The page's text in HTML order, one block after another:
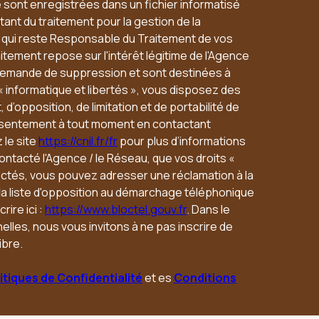
enregistrées dans un fichier informatisé
du traitement pour la gestion de la
reste Responsable du Traitement de vos
repose sur l'intérêt légitime de l'Agence
de suppression et sont destinées à
informatique et libertés », vous disposez des
de limitation et de portabilité de
à tout moment en contactant
le sitehttps://cnil.fr/frpour plus d’informations
l'Agence / le Réseau, que vos droits «
vous pouvez adresser une réclamation à la
liste d'opposition au démarchage téléphonique
ici : https://www.bloctel.gouv.fr. Dans le
nous vous invitons à ne pas inscrire de
de Confidentialitéet es Conditions